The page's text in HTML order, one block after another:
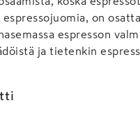
on
espresson
ja tietenkin